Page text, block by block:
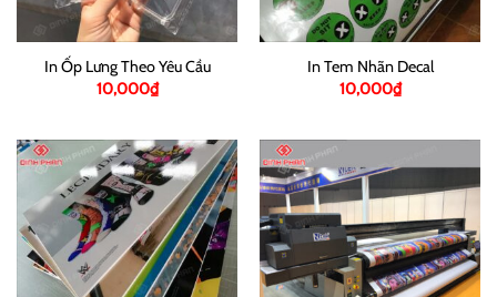
In Ốp Lưng Theo Yêu Cầu
10,000₫
In Tem Nhãn Decal
10,000₫